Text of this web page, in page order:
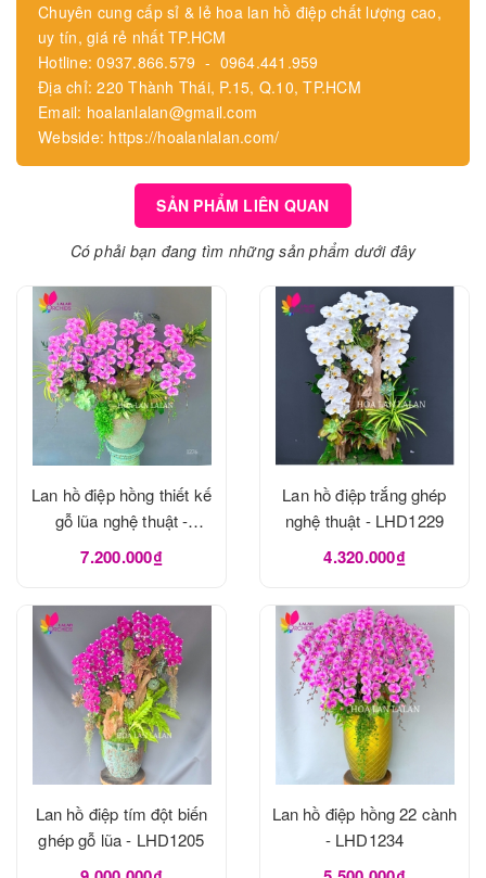
Chuyên cung cấp sỉ & lẻ hoa lan hồ điệp chất lượng cao,
uy tín, giá rẻ nhất TP.HCM
Hotline: 0937.866.579 - 0964.441.959
Địa chỉ: 220 Thành Thái, P.15, Q.10, TP.HCM
Email: hoalanlalan@gmail.com
Webside: https://hoalanlalan.com/
SẢN PHẨM LIÊN QUAN
Có phải bạn đang tìm những sản phẩm dưới đây
Lan hồ điệp hồng thiết kế
gỗ lũa nghệ thuật -
LHD1273
7.200.000₫
Lan hồ điệp trắng ghép
nghệ thuật - LHD1229
4.320.000₫
Lan hồ điệp tím đột biến
ghép gỗ lũa - LHD1205
Lan hồ điệp hồng 22 cành
- LHD1234